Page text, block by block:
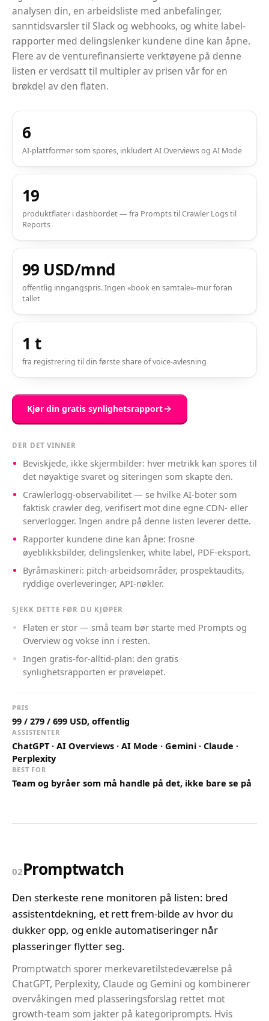
analysen din, en arbeidsliste med anbefalinger,
sanntidsvarsler til Slack og webhooks, og white label-
rapporter med delingslenker kundene dine kan åpne.
Flere av de venturefinansierte verktøyene på denne
listen er verdsatt til multipler av prisen vår for en
brøkdel av den flaten.
6
AI-plattformer som spores, inkludert AI Overviews og AI Mode
19
produktflater i dashbordet — fra Prompts til Crawler Logs til
Reports
99 USD/mnd
offentlig inngangspris. Ingen «book en samtale»-mur foran
tallet
1 t
fra registrering til din første share of voice-avlesning
Kjør din gratis synlighetsrapport
DER DET VINNER
Beviskjede, ikke skjermbilder: hver metrikk kan spores til
det nøyaktige svaret og siteringen som skapte den.
Crawlerlogg-observabilitet — se hvilke AI-boter som
faktisk crawler deg, verifisert mot dine egne CDN- eller
serverlogger. Ingen andre på denne listen leverer dette.
Rapporter kundene dine kan åpne: frosne
øyeblikksbilder, delingslenker, white label, PDF-eksport.
Byråmaskineri: pitch-arbeidsområder, prospektaudits,
ryddige overleveringer, API-nøkler.
SJEKK DETTE FØR DU KJØPER
Flaten er stor — små team bør starte med Prompts og
Overview og vokse inn i resten.
Ingen gratis-for-alltid-plan: den gratis
synlighetsrapporten er prøveløpet.
PRIS
99 / 279 / 699 USD, offentlig
ASSISTENTER
ChatGPT · AI Overviews · AI Mode · Gemini · Claude ·
Perplexity
BEST FOR
Team og byråer som må handle på det, ikke bare se på
02Promptwatch
Den sterkeste rene monitoren på listen: bred
assistentdekning, et rett frem-bilde av hvor du
dukker opp, og enkle automatiseringer når
plasseringer flytter seg.
Promptwatch sporer merkevaretilstedeværelse på
ChatGPT, Perplexity, Claude og Gemini og kombinerer
overvåkingen med plasseringsforslag rettet mot
growth-team som jakter på kategoriprompts. Hvis